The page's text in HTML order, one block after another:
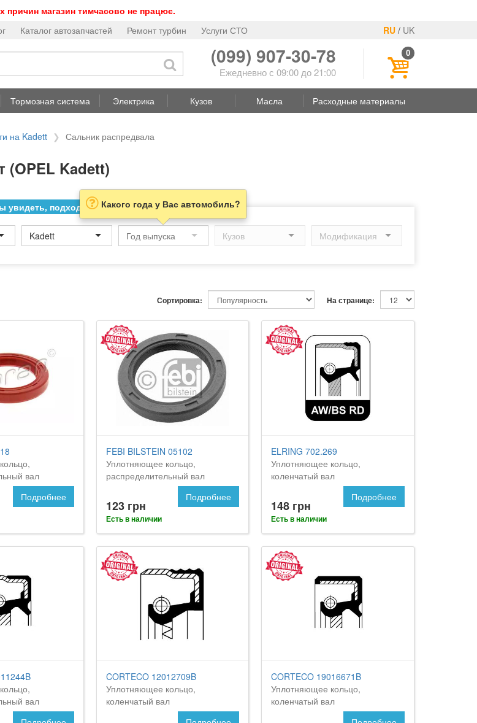
причин магазин тимчасово не працює.
RU / UK
Каталог автозапчастей Ремонт турбин Услуги СТО
(099) 907-30-78
Ежедневно с 09:00 до 21:00
0
Тормозная система Электрика Кузов Масла Расходные материалы
на Kadett Сальник распредвала
(OPEL Kadett)
подходит ли товар к нему
Kadett
Какого года у Вас автомобиль?
На странице:
Сортировка:
вал
Подробнее
FEBI BILSTEIN 05102
Уплотняющее кольцо,
распределительный вал
123 грн
Есть в наличии
Подробнее
ELRING 702.269
Уплотняющее кольцо,
коленчатый вал
148 грн
Есть в наличии
Подробнее
вал
CORTECO 12012709B
Уплотняющее кольцо,
коленчатый вал
CORTECO 19016671B
Уплотняющее кольцо,
коленчатый вал